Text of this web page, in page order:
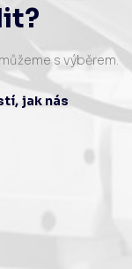
s výběrem.
jak nás